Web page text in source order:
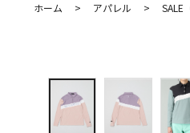
ホーム > アパレル > SALE